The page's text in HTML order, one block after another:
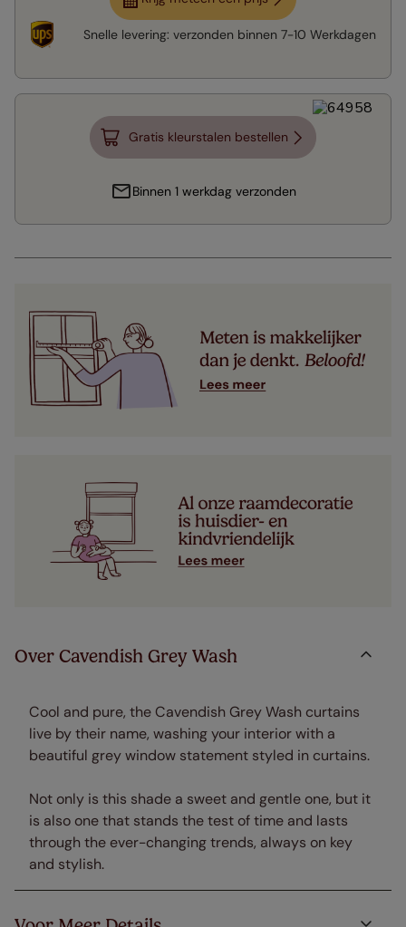
Snelle levering: verzonden binnen 7-10 Werkdagen
Gratis kleurstalen bestellen
Binnen 1 werkdag verzonden
Over Cavendish Grey Wash
Cool and pure, the Cavendish Grey Wash curtains
live by their name, washing your interior with a
beautiful grey window statement styled in curtains.
Not only is this shade a sweet and gentle one, but it
is also one that stands the test of time and lasts
through the ever-changing trends, always on key
and stylish.